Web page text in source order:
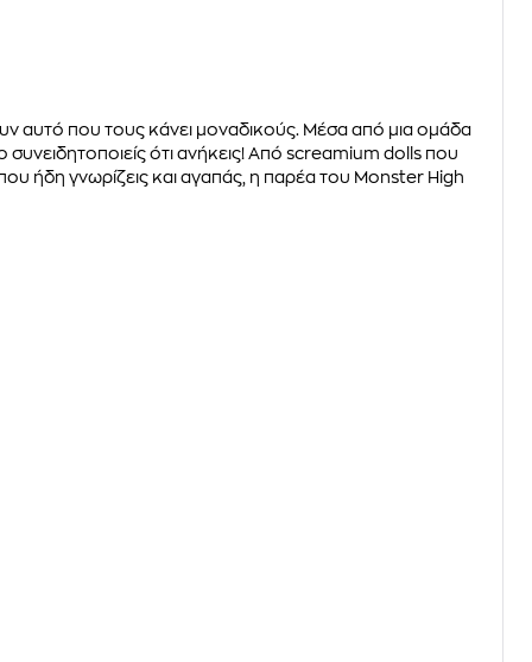
αυτό που τους κάνει μοναδικούς. Μέσα από μια ομάδα
ότι ανήκεις! Από screamium dolls που
ήδη γνωρίζεις και αγαπάς, η παρέα του Monster High